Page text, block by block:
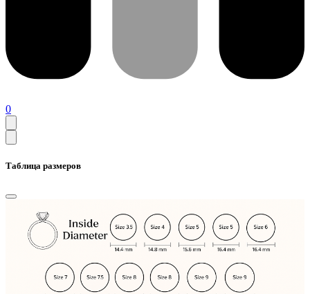
0
Таблица размеров